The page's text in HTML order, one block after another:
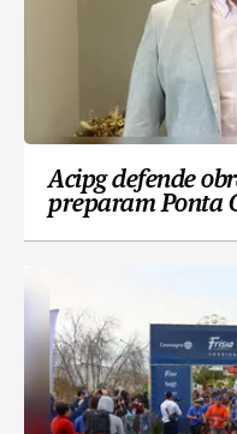
Acipg defende
preparam Ponta